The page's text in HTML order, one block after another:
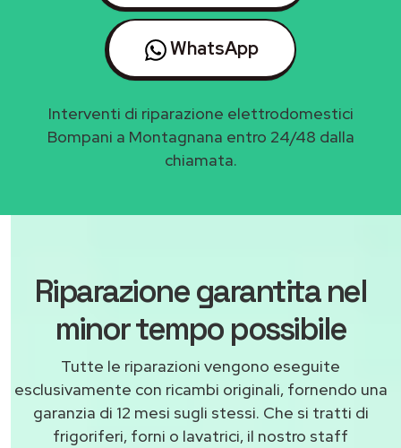
WhatsApp
Interventi di riparazione elettrodomestici
Bompani a Montagnana entro 24/48 dalla
chiamata.
Riparazione garantita nel
minor tempo possibile
Tutte le riparazioni vengono eseguite
esclusivamente con ricambi originali, fornendo una
garanzia di 12 mesi sugli stessi. Che si tratti di
frigoriferi, forni o lavatrici, il nostro staff